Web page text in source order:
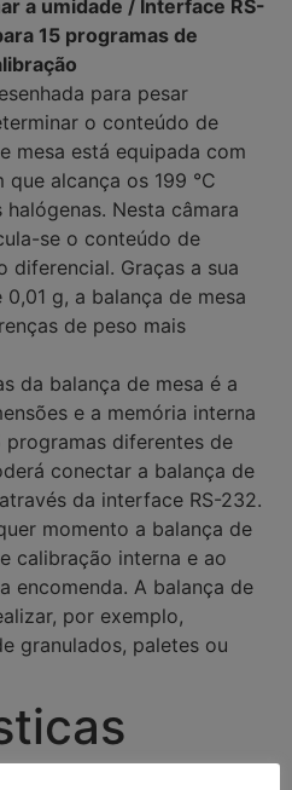
a umidade / Interface RS-
15 programas de
para pesar
o conteúdo de
mesa está equipada com
que alcança os 199 °C
Nesta câmara
se o conteúdo de
diferencial. Graças a sua
g, a balança de mesa
de peso mais
da balança de mesa é a
e a memória interna
diferentes de
conectar a balança de
da interface RS-232.
momento a balança de
calibração interna e ao
encomenda. A balança de
por exemplo,
granulados, paletes ou